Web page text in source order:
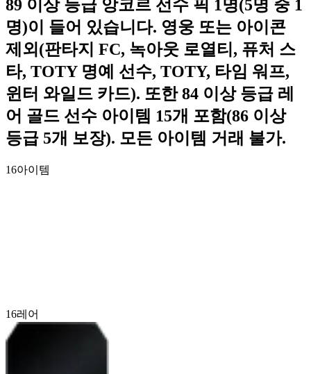
89 이상 등급 앙코르 선수 픽 1명(5명 중 1
명)이 들어 있습니다. 영웅 또는 아이콘
제외(판타지 FC, 녹아웃 로열티, 퓨처 스
타, TOTY 명예 선수, TOTY, 타임 워프,
윈터 와일드 카드). 또한 84 이상 등급 레
어 골드 선수 아이템 15개 포함(86 이상
등급 5개 보장). 모든 아이템 거래 불가.
16아이템
16레어